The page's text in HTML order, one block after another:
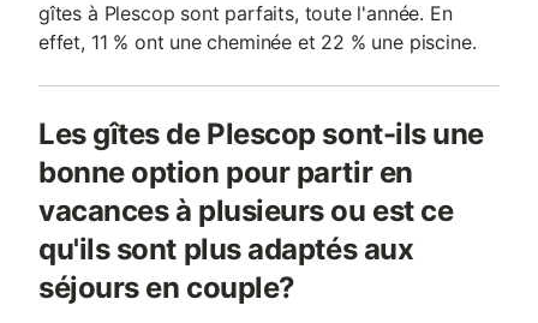
gîtes à Plescop sont parfaits, toute l'année. En
effet, 11 % ont une cheminée et 22 % une piscine.
Les gîtes de Plescop sont-ils une
bonne option pour partir en
vacances à plusieurs ou est ce
qu'ils sont plus adaptés aux
séjours en couple?